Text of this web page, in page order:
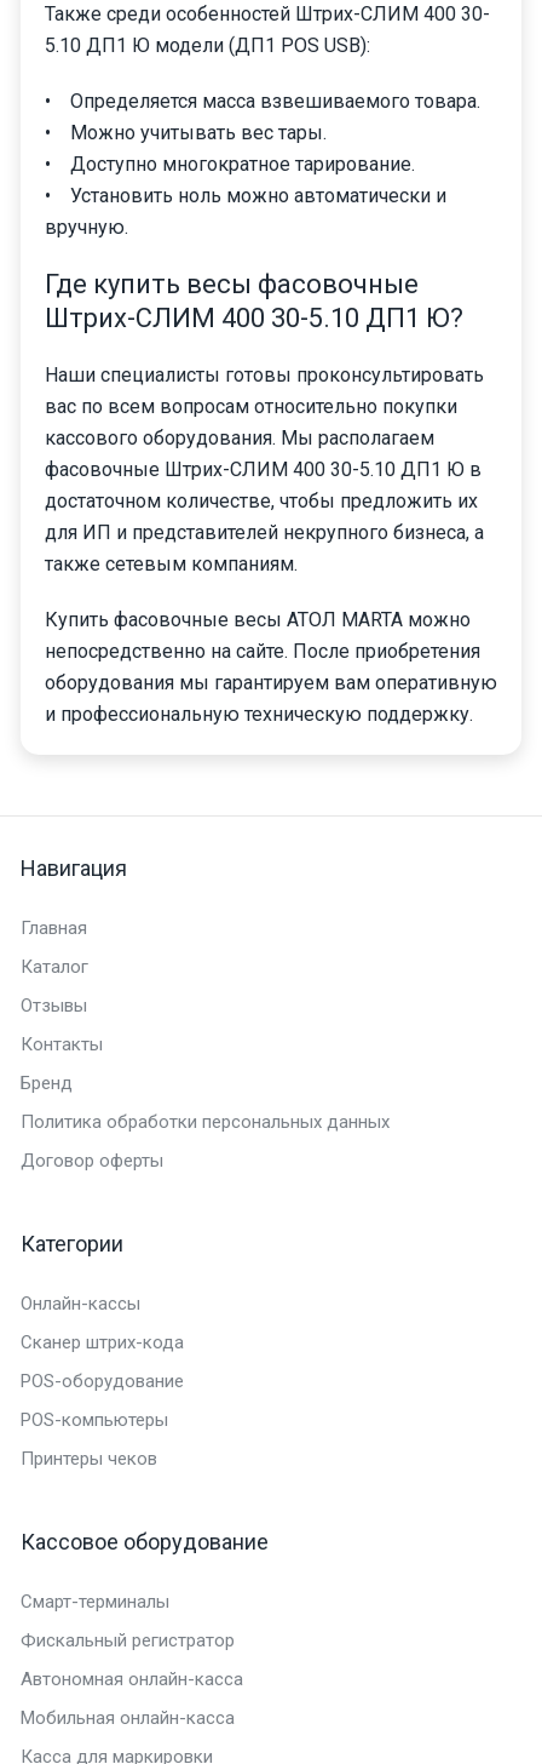
Также среди особенностей Штрих-СЛИМ 400 30-
5.10 ДП1 Ю модели (ДП1 POS USB):
• Определяется масса взвешиваемого товара.
• Можно учитывать вес тары.
• Доступно многократное тарирование.
• Установить ноль можно автоматически и
вручную.
Где купить весы фасовочные
Штрих-СЛИМ 400 30-5.10 ДП1 Ю?
Наши специалисты готовы проконсультировать
вас по всем вопросам относительно покупки
кассового оборудования. Мы располагаем
фасовочные Штрих-СЛИМ 400 30-5.10 ДП1 Ю в
достаточном количестве, чтобы предложить их
для ИП и представителей некрупного бизнеса, а
также сетевым компаниям.
Купить фасовочные весы АТОЛ MARTA можно
непосредственно на сайте. После приобретения
оборудования мы гарантируем вам оперативную
и профессиональную техническую поддержку.
Навигация
Главная
Каталог
Отзывы
Контакты
Бренд
Политика обработки персональных данных
Договор оферты
Категории
Онлайн-кассы
Сканер штрих-кода
POS-оборудование
POS-компьютеры
Принтеры чеков
Кассовое оборудование
Смарт-терминалы
Фискальный регистратор
Автономная онлайн-касса
Мобильная онлайн-касса
Касса для маркировки